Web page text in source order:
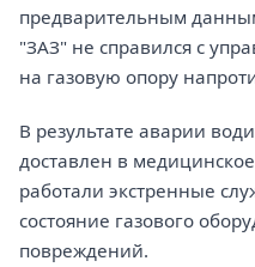
предварительным
"ЗАЗ" не справился с
на газовую опору
В результате аварии
доставлен в
работали экстренные
состояние газового
повреждений.